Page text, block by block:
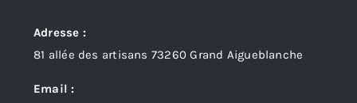
Adresse :
81 allée des artisans 73260 Grand Aigueblanche
Email :